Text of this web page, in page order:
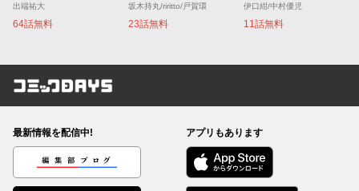
出端祐大
64話無料
坂木持丸/riritto/戸賀環
23話無料
伊口紺/中村優児
11話無料
コミックDAYS
最新情報を配信中!
編集部ブログ
アプリもあります